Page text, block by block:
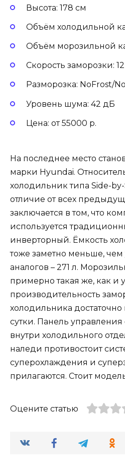
Высота: 178 см
Объём холодильной
Объём морозильной
Скорость заморозки: 12
Разморозка: NoFrost/
Уровень шума: 42 дБ
Цена: от 55000 р.
На последнее место
марки Hyundai.
холодильник типа Side-by-
отличие от всех
заключается в том, что
используется
инверторный. Ёмкость
тоже заметно меньше, чем
аналогов – 271 л.
примерно такая же, как и у
производительность
холодильника достаточно
сутки. Панель управления
внутри холодильного
наледи противостоит
суперохлаждения и
прилагаются. Стоит
Оцените статью